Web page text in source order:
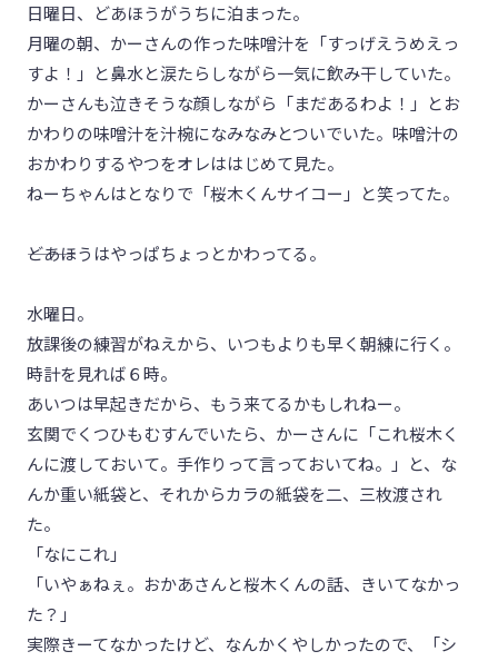
日曜日、どあほうがうちに泊まった。
月曜の朝、かーさんの作った味噌汁を「すっげえうめえっ
すよ！」と鼻水と涙たらしながら一気に飲み干していた。
かーさんも泣きそうな顔しながら「まだあるわよ！」とお
かわりの味噌汁を汁椀になみなみとついでいた。味噌汁の
おかわりするやつをオレははじめて見た。
ねーちゃんはとなりで「桜木くんサイコー」と笑ってた。
―――どあほうはやっぱちょっとかわってる。
水曜日。
放課後の練習がねえから、いつもよりも早く朝練に行く。
時計を見れば６時。
あいつは早起きだから、もう来てるかもしれねー。
玄関でくつひもむすんでいたら、かーさんに「これ桜木く
んに渡しておいて。手作りって言っておいてね。」と、な
んか重い紙袋と、それからカラの紙袋を二、三枚渡され
た。
「なにこれ」
「いやぁねぇ。おかあさんと桜木くんの話、きいてなかっ
た？」
実際きーてなかったけど、なんかくやしかったので、「シ